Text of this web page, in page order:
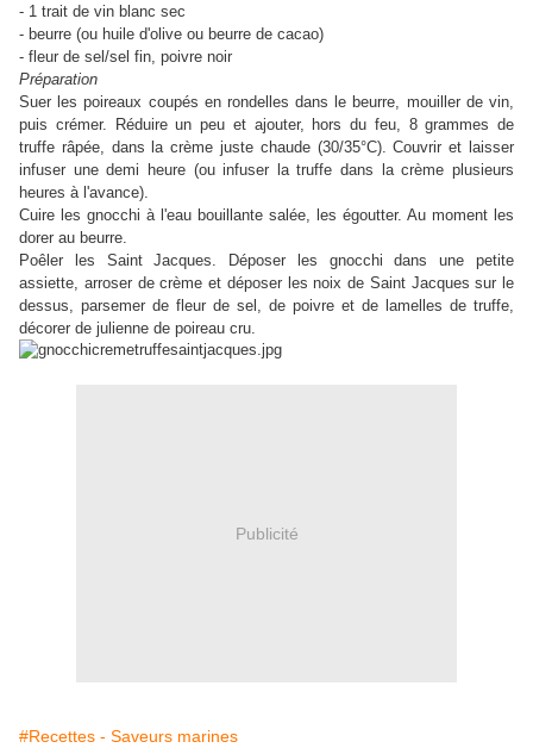
- 1 trait de vin blanc sec
- beurre (ou huile d'olive ou beurre de cacao)
- fleur de sel/sel fin, poivre noir
Préparation
Suer les poireaux coupés en rondelles dans le beurre, mouiller de vin,
puis crémer. Réduire un peu et ajouter, hors du feu, 8 grammes de
truffe râpée, dans la crème juste chaude (30/35°C). Couvrir et laisser
infuser une demi heure (ou infuser la truffe dans la crème plusieurs
heures à l'avance).
Cuire les gnocchi à l'eau bouillante salée, les égoutter. Au moment les
dorer au beurre.
Poêler les Saint Jacques. Déposer les gnocchi dans une petite
assiette, arroser de crème et déposer les noix de Saint Jacques sur le
dessus, parsemer de fleur de sel, de poivre et de lamelles de truffe,
décorer de julienne de poireau cru.
Publicité
#Recettes - Saveurs marines